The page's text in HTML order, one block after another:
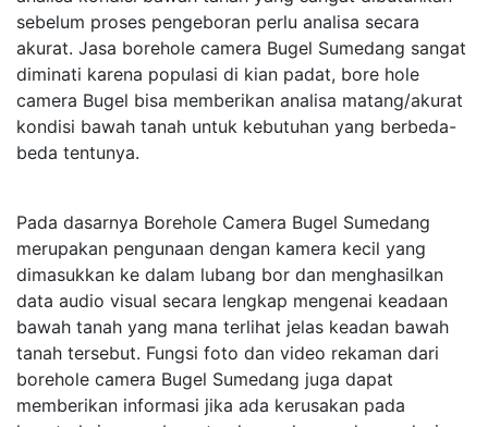
sebelum proses pengeboran perlu analisa secara
akurat. Jasa borehole camera Bugel Sumedang sangat
diminati karena populasi di kian padat, bore hole
camera Bugel bisa memberikan analisa matang/akurat
kondisi bawah tanah untuk kebutuhan yang berbeda-
beda tentunya.
Pada dasarnya Borehole Camera Bugel Sumedang
merupakan pengunaan dengan kamera kecil yang
dimasukkan ke dalam lubang bor dan menghasilkan
data audio visual secara lengkap mengenai keadaan
bawah tanah yang mana terlihat jelas keadan bawah
tanah tersebut. Fungsi foto dan video rekaman dari
borehole camera Bugel Sumedang juga dapat
memberikan informasi jika ada kerusakan pada